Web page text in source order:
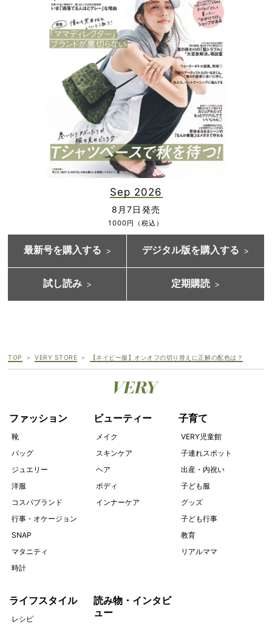
Sep 2026
8月7日発売
1000円（税込）
最新号を購入する デジタル版を購入する
試し読み 定期購読
TOP VERY STORE 【ネイビー服】オンオフの切り替えに正解の配色は？
ファッション
靴
バッグ
ジュエリー
洋服
コスパブランド
行事・オケージョン
SNAP
マタニティ
時計
ビューティー
メイク
スキンケア
ヘア
ボディ
インナーケア
子育て
VERY児童館
子連れスポット
出産・内祝い
子ども服
グッズ
子ども行事
教育
リアルママ
ライフスタイル
レシピ
読み物・インタビ
ュー